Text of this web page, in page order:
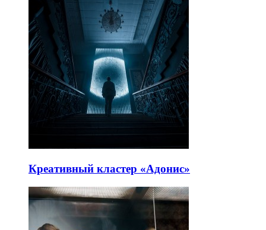
Креативный кластер «Адонис»